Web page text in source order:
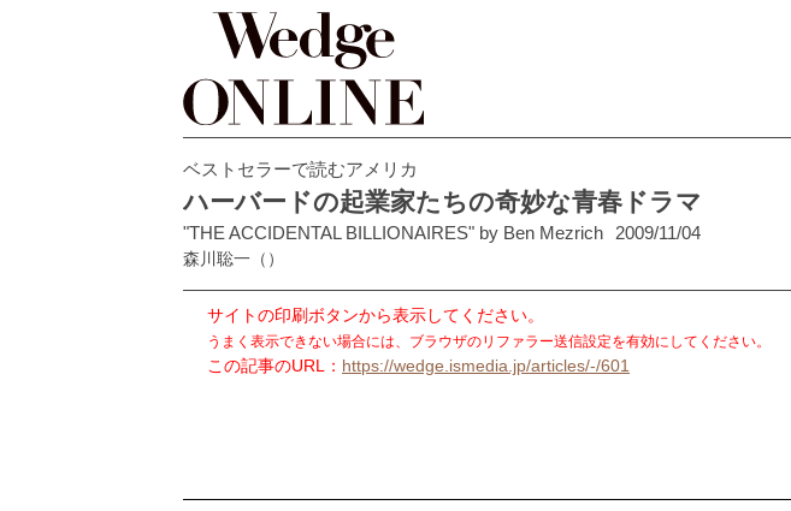
ベストセラーで読むアメリカ
ハーバードの起業家たちの奇妙な青春ドラマ
"THE ACCIDENTAL BILLIONAIRES" by Ben Mezrich 2009/11/04
森川聡一 （）
サイトの印刷ボタンから表示してください。
うまく表示できない場合には、ブラウザのリファラー送信設定を有効にしてください。
この記事のURL： https://wedge.ismedia.jp/articles/-/601